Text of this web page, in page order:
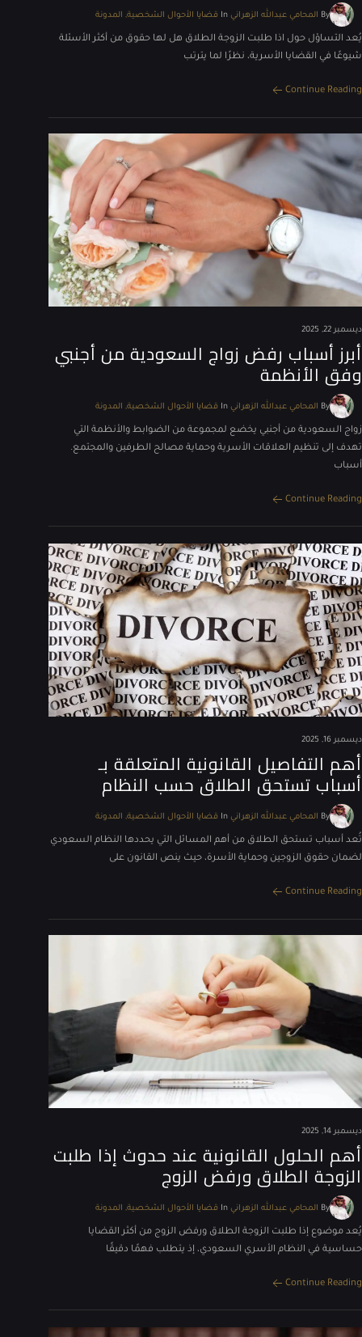
By المحامي عبدالله الزهراني In قضايا الأحوال الشخصية المدونة
يُعد التساؤل حول اذا طلبت الزوجة الطلاق هل لها حقوق من أكثر الأسئلة
شيوعًا في القضايا الأسرية، نظرًا لما يترتب
Continue Reading
ديسمبر 22, 2025
أبرز أسباب رفض زواج السعودية من أجنبي
وفق الأنظمة
By المحامي عبدالله الزهراني In قضايا الأحوال الشخصية المدونة
زواج السعودية من أجنبي يخضع لمجموعة من الضوابط والأنظمة التي
تهدف إلى تنظيم العلاقات الأسرية وحماية مصالح الطرفين والمجتمع.
أسباب
Continue Reading
ديسمبر 16, 2025
أهم التفاصيل القانونية المتعلقة بـ
أسباب تستحق الطلاق حسب النظام
By المحامي عبدالله الزهراني In قضايا الأحوال الشخصية المدونة
تُعد أسباب تستحق الطلاق من أهم المسائل التي يحددها النظام السعودي
لضمان حقوق الزوجين وحماية الأسرة، حيث ينص القانون على
Continue Reading
ديسمبر 14, 2025
أهم الحلول القانونية عند حدوث إذا طلبت
الزوجة الطلاق ورفض الزوج
By المحامي عبدالله الزهراني In قضايا الأحوال الشخصية المدونة
يُعد موضوع إذا طلبت الزوجة الطلاق ورفض الزوج من أكثر القضايا
حساسية في النظام الأسري السعودي، إذ يتطلب فهمًا دقيقًا
Continue Reading